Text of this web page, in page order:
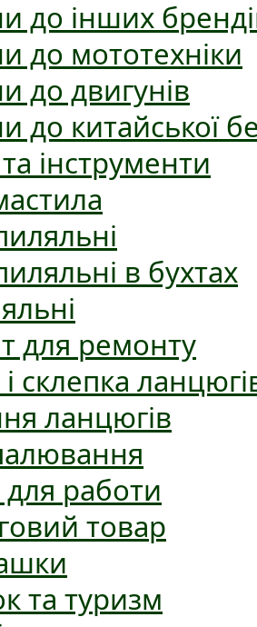
до інших
до мототехніки
до двигунів
до китайської
інструменти
в бухтах
для ремонту
склепка
ланцюгів
работи
товар
та туризм